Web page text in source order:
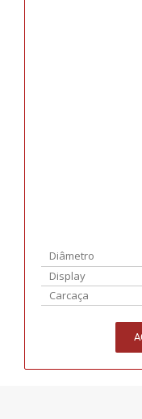
Diâmetro
Display
Carcaça